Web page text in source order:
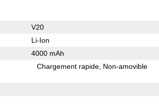
V20
Li-Ion
4000 mAh
Chargement rapide Non-amovible